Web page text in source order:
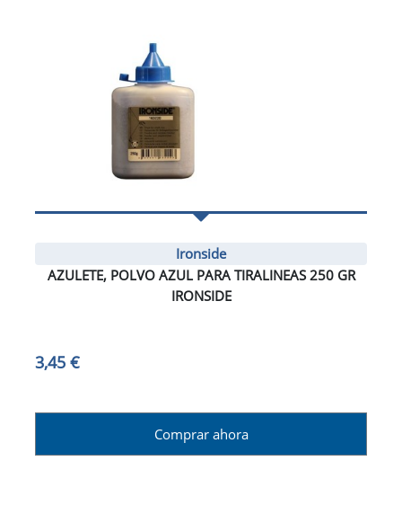
Ironside
AZULETE, POLVO AZUL PARA TIRALINEAS 250 GR
IRONSIDE
3,45 €
Comprar ahora